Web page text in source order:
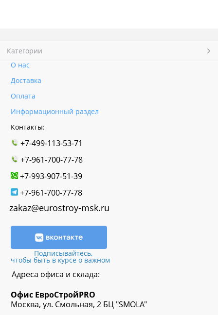
Категории
О нас
Доставка
Оплата
Информационный раздел
Контакты:
+7-499-113-53-71
+7-961-700-77-78
+7-993-907-51-39
+7-961-700-77-78
zakaz@eurostroy-msk.ru
Подписывайтесь,
чтобы быть в курсе о важном
Адреса офиса и склада:
Офис ЕвроСтройPRO
Москва, ул. Смольная, 2 БЦ "SMOLA"